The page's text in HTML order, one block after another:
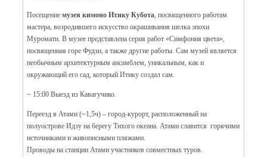
Посещение музея кимоно Итику Кубота , посвященного работам
мастера, возродившего искусство окрашивания шелка эпохи
Муромати. В музее представлена серия работ «Симфония цвета»,
посвященная горе Фудзи, а также другие работы. Сам музей является
необычным архитектурным ансамблем, уникальным, как и
окружающий его сад, который Итику создал сам.
~ 15:00 Выезд из Кавагучико.
Переезд в Атами (~1,5ч) – город-курорт, расположенный на
полуострове Идзу на берегу Тихого океана. Атами славится горячими
источниками и живописными пляжами.
Проводы на станции Атами участников совместных туров.